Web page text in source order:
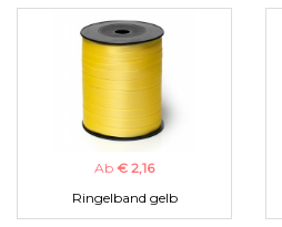
Ab € 2,16
Ringelband gelb